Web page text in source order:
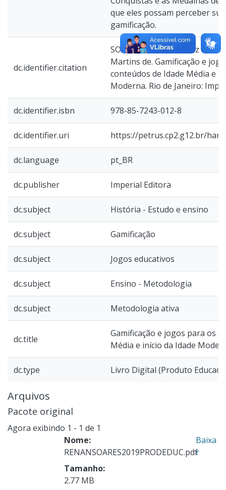
que eles possam perceber
gamificação.
dc.identifier.citation
SOARES, Renan da Cruz
Martins de. Gamificação e
conteúdos de Idade Média e
Moderna. Rio de Janeiro:
dc.identifier.isbn 978-85-7243-012-8
dc.identifier.uri https://petrus.cp2.g12.br/
dc.language pt_BR
dc.publisher Imperial Editora
dc.subject História - Estudo e ensino
dc.subject Gamificação
dc.subject Jogos educativos
dc.subject Ensino - Metodologia
dc.subject Metodologia ativa
dc.title
Gamificação e jogos para os
Média e início da Idade
dc.type Livro Digital (Produto
Arquivos
Pacote original
Agora exibindo 1 - 1 de 1
Nome:
RENANSOARES2019PRODEDUC.pdf
Tamanho:
2.77 MB
Baixa
r